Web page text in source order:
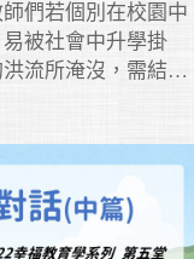
們若個別在校園中
被社會中升學掛
流所淹沒，需結合